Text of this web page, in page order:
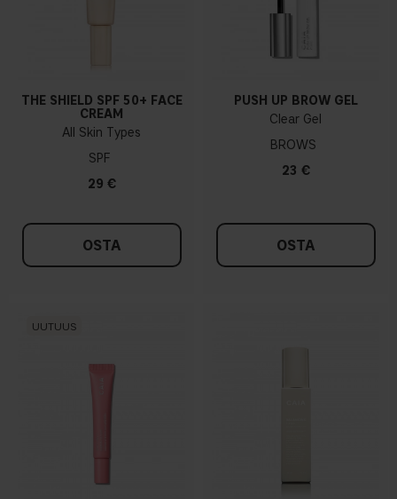
THE SHIELD SPF 50+ FACE
CREAM
All Skin Types
SPF
29 €
OSTA
PUSH UP BROW GEL
Clear Gel
BROWS
23 €
OSTA
UUTUUS